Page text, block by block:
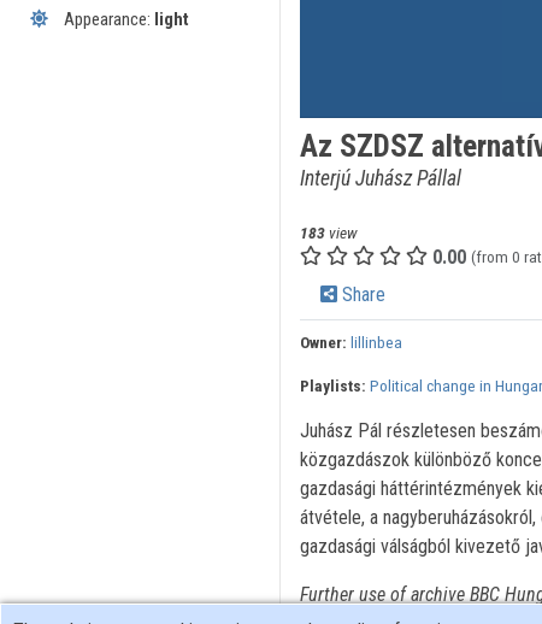
Appearance: light
Az SZDSZ
Interjú Juhász Pállal
183view
0.00 (from 0
Share
Owner: lillinbea
Playlists: Political change in
Juhász Pál részletesen
közgazdászok különböző
gazdasági háttérintézmények
átvétele, a
gazdasági válságból kivezető
Further use of archive BBC